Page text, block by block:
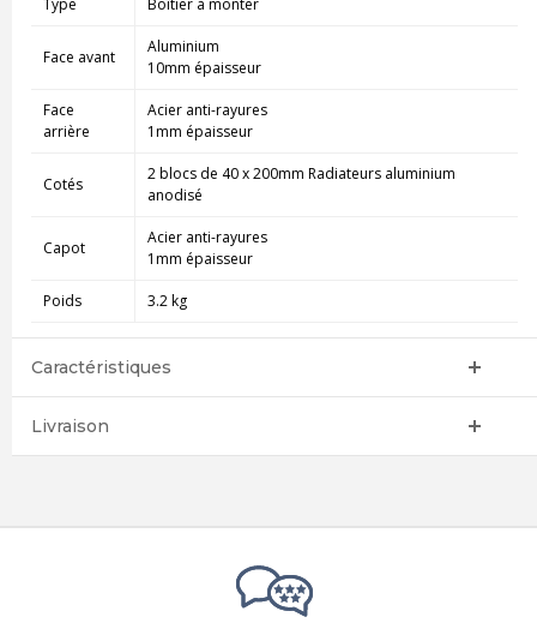
Type Boîtier à monter
Face avant
Aluminium
10mm épaisseur
Face
arrière
Acier anti-rayures
1mm épaisseur
Cotés
2 blocs de 40 x 200mm Radiateurs aluminium
anodisé
Capot
Acier anti-rayures
1mm épaisseur
Poids 3.2 kg
Caractéristiques
Livraison